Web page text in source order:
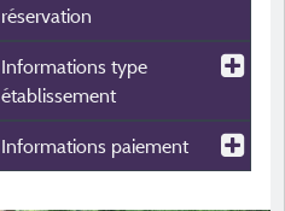
réservation
Informations type
établissement
Informations paiement